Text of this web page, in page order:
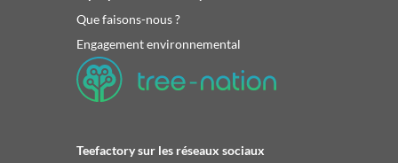
Que faisons-nous ?
Engagement environnemental
Teefactory sur les réseaux sociaux